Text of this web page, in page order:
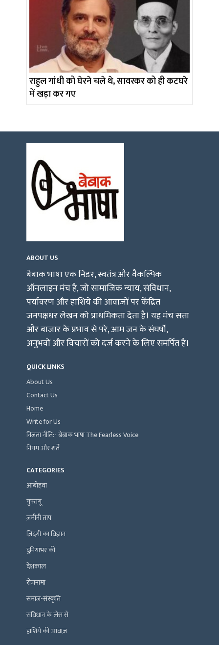
राहुल गांधी को घेरने चले थे, सावरकर को ही कटघरे
में खड़ा कर गए
ABOUT US
बेबाक भाषा एक निडर, स्वतंत्र और वैकल्पिक
ऑनलाइन मंच है, जो सामाजिक न्याय, संविधान,
पर्यावरण और हाशिये की आवाज़ों पर केंद्रित
जनपक्षधर लेखन को प्राथमिकता देता है। यह मंच सत्ता
और बाजार के प्रभाव से परे, आम जन के संघर्षों,
अनुभवों और विचारों को दर्ज करने के लिए समर्पित है।
QUICK LINKS
About Us
Contact Us
Home
Write for Us
निजता नीति:- बेबाक भाषा The Fearless Voice
नियम और शर्तें
CATEGORIES
आबोहवा
गुफ़्तगू
ज़मीनी ताप
ज़िंदगी का विज्ञान
दुनियाभर की
देशकाल
रोज़नामा
समाज-संस्कृति
संविधान के लेंस से
हाशिये की आवाज़